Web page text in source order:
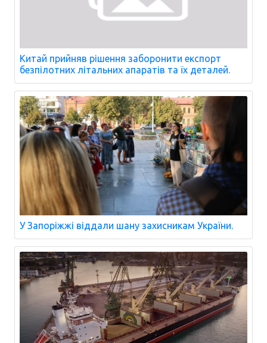
Китай прийняв рішення заборонити експорт
безпілотних літальних апаратів та їх деталей.
У Запоріжжі віддали шану захисникам України.